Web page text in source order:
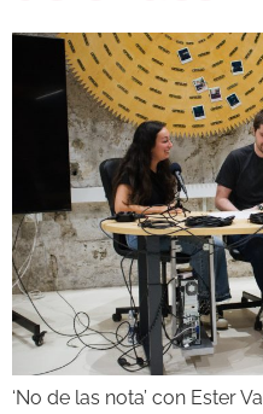
‘No de las nota’ con Ester